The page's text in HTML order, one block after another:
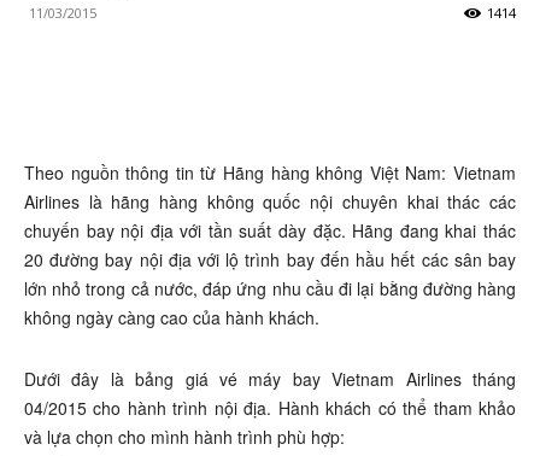
11/03/2015 1414
Theo nguồn thông tin từ Hãng hàng không Việt Nam: Vietnam
Airlines là hãng hàng không quốc nội chuyên khai thác các
chuyến bay nội địa với tần suất dày đặc. Hãng đang khai thác
20 đường bay nội địa với lộ trình bay đến hầu hết các sân bay
lớn nhỏ trong cả nước, đáp ứng nhu cầu đi lại bằng đường hàng
không ngày càng cao của hành khách.
Dưới đây là bảng giá vé máy bay Vietnam Airlines tháng
04/2015 cho hành trình nội địa. Hành khách có thể tham khảo
và lựa chọn cho mình hành trình phù hợp: